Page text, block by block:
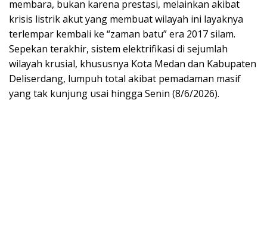
membara, bukan karena prestasi, melainkan akibat
krisis listrik akut yang membuat wilayah ini layaknya
terlempar kembali ke “zaman batu” era 2017 silam.
Sepekan terakhir, sistem elektrifikasi di sejumlah
wilayah krusial, khususnya Kota Medan dan Kabupaten
Deliserdang, lumpuh total akibat pemadaman masif
yang tak kunjung usai hingga Senin (8/6/2026).